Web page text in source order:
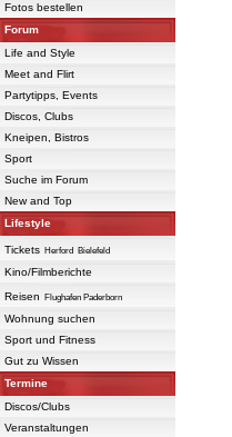
Fotos bestellen
Forum
Life and Style
Meet and Flirt
Partytipps, Events
Discos, Clubs
Kneipen, Bistros
Sport
Suche im Forum
New and Top
Lifestyle
Tickets Herford Bielefeld
Kino/Filmberichte
Reisen
Flughafen Paderborn
Wohnung suchen
Sport und Fitness
Gut zu Wissen
Termine
Discos/Clubs
Veranstaltungen